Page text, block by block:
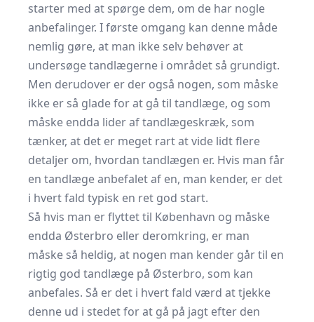
starter med at spørge dem, om de har nogle
anbefalinger. I første omgang kan denne måde
nemlig gøre, at man ikke selv behøver at
undersøge tandlægerne i området så grundigt.
Men derudover er der også nogen, som måske
ikke er så glade for at gå til tandlæge, og som
måske endda lider af tandlægeskræk, som
tænker, at det er meget rart at vide lidt flere
detaljer om, hvordan tandlægen er. Hvis man får
en tandlæge anbefalet af en, man kender, er det
i hvert fald typisk en ret god start.
Så hvis man er flyttet til København og måske
endda Østerbro eller deromkring, er man
måske så heldig, at nogen man kender går til en
rigtig god tandlæge på Østerbro, som kan
anbefales. Så er det i hvert fald værd at tjekke
denne ud i stedet for at gå på jagt efter den